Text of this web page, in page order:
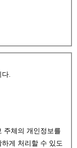
다.
주체의 개인정보를
게 처리할 수 있도